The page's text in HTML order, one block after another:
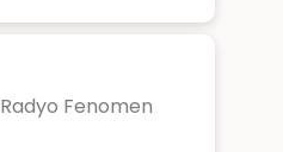
Radyo Fenomen